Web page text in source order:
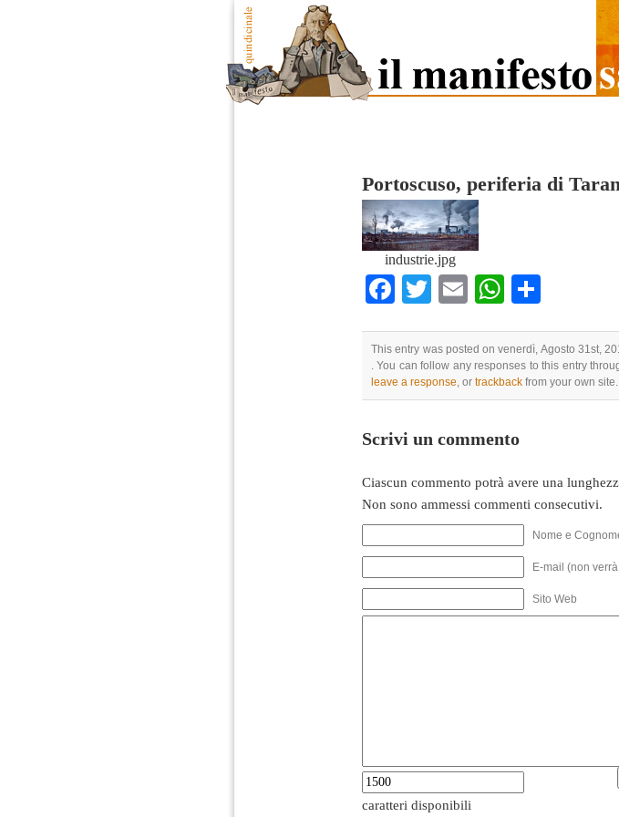
Portoscuso, periferia di
industrie.jpg
Facebook
TwitterEmailWhatsApp
This entry was posted on venerdì, Agosto 31st,
. You can follow any responses to this entry
leave a response, or trackback from your own site.
Scrivi un commento
Ciascun commento potrà avere una
Non sono ammessi commenti consecutivi.
Nome e
E-mail (non
Sito Web
caratteri disponibili